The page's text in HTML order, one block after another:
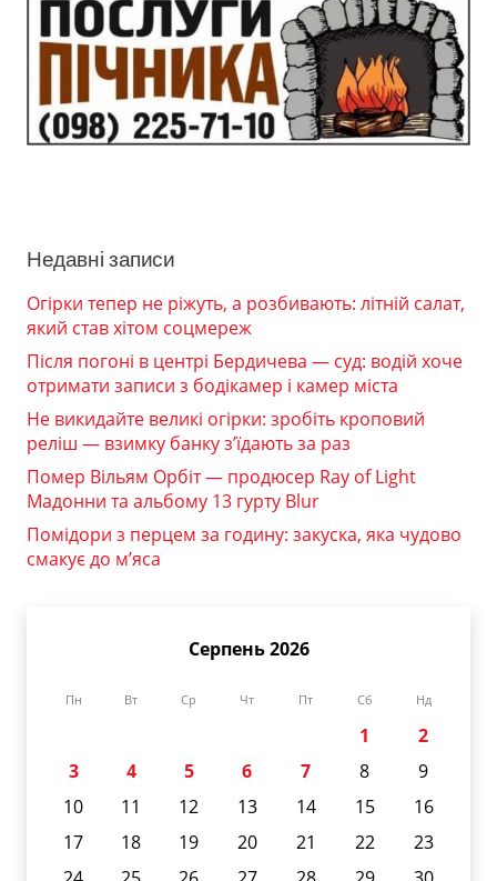
Недавні записи
Огірки тепер не ріжуть, а розбивають: літній салат,
який став хітом соцмереж
Після погоні в центрі Бердичева — суд: водій хоче
отримати записи з бодікамер і камер міста
Не викидайте великі огірки: зробіть кроповий
реліш — взимку банку з’їдають за раз
Помер Вільям Орбіт — продюсер Ray of Light
Мадонни та альбому 13 гурту Blur
Помідори з перцем за годину: закуска, яка чудово
смакує до м’яса
Серпень 2026
Пн Вт Ср Чт Пт Сб Нд
1
2
3
4 5 6 7 8
9
10
11 12 13 14 15
16
17
18 19 20 21 22
23